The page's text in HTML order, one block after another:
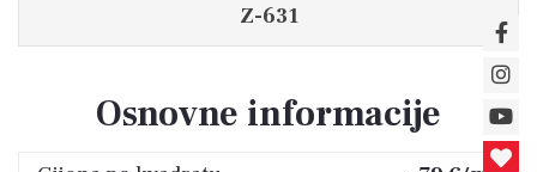
Z-631
Osnovne informacije